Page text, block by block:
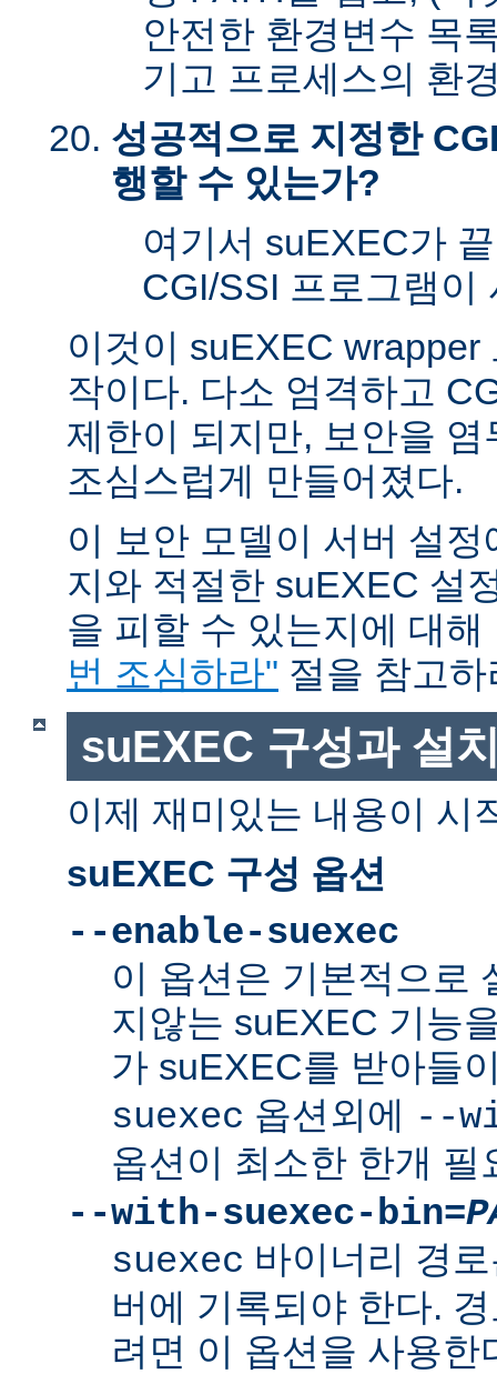
안전한 환경변수 목
기고 프로세스의 환
성공적으로 지정한
행할 수 있는가?
여기서 suEXEC가
CGI/SSI 프로그램이
이것이 suEXEC wrapper
작이다. 다소 엄격하고
제한이 되지만, 보안을
조심스럽게 만들어졌다.
이 보안 모델이 서버 설
지와 적절한 suEXEC 설
을 피할 수 있는지에 대
번 조심하라" 절을 참고하
suEXEC 구성과 설
이제 재미있는 내용이 시
suEXEC 구성 옵션
--enable-suexec
이 옵션은 기본적으로
지않는 suEXEC 기능
가 suEXEC를 받아들
suexec 옵션외에
--
옵션이 최소한 한개 필
--with-suexec-bin=
suexec 바이너리 경
버에 기록되야 한다.
려면 이 옵션을 사용